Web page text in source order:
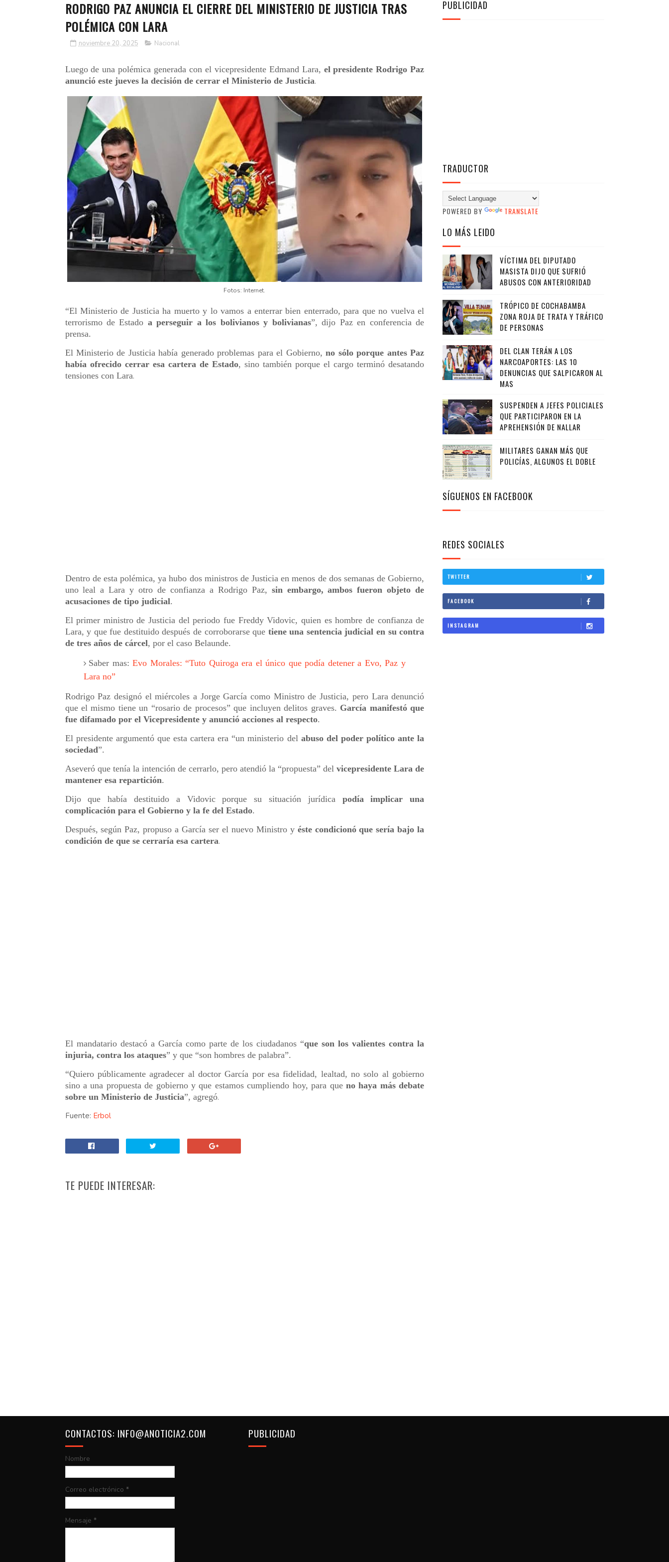
RODRIGO PAZ ANUNCIA EL CIERRE DEL MINISTERIO DE JUSTICIA TRAS
POLÉMICA CON LARA
noviembre 20, 2025 Nacional
Luego de una polémica generada con el vicepresidente Edmand Lara, el presidente Rodrigo Paz
anunció este jueves la decisión de cerrar el Ministerio de Justicia.
Fotos: Internet.
“El Ministerio de Justicia ha muerto y lo vamos a enterrar bien enterrado, para que no vuelva el
terrorismo de Estado a perseguir a los bolivianos y bolivianas”, dijo Paz en conferencia de
prensa.
El Ministerio de Justicia había generado problemas para el Gobierno,no sólo porque antes Paz
había ofrecido cerrar esa cartera de Estado, sino también porque el cargo terminó desatando
tensiones con Lara.
Dentro de esta polémica, ya hubo dos ministros de Justicia en menos de dos semanas de Gobierno,
uno leal a Lara y otro de confianza a Rodrigo Paz, sin embargo, ambos fueron objeto de
acusaciones de tipo judicial.
El primer ministro de Justicia del periodo fue Freddy Vidovic, quien es hombre de confianza de
Lara, y que fue destituido después de corroborarse que tiene una sentencia judicial en su contra
de tres años de cárcel, por el caso Belaunde.
Saber mas:Evo Morales: “Tuto Quiroga era el único que podía detener a Evo, Paz y
Lara no”
Rodrigo Paz designó el miércoles a Jorge García como Ministro de Justicia, pero Lara denunció
que el mismo tiene un “rosario de procesos” que incluyen delitos graves. García manifestó que
fue difamado por el Vicepresidente y anunció acciones al respecto.
El presidente argumentó que esta cartera era “un ministerio del abuso del poder político ante la
sociedad”.
Aseveró que tenía la intención de cerrarlo, pero atendió la “propuesta” delvicepresidente Lara de
mantener esa repartición.
Dijo que había destituido a Vidovic porque su situación jurídica podía implicar una
complicación para el Gobierno y la fe del Estado.
Después, según Paz, propuso a García ser el nuevo Ministro y éste condicionó que sería bajo la
condición de que se cerraría esa cartera.
El mandatario destacó a García como parte de los ciudadanos “que son los valientes contra la
injuria, contra los ataques” y que “son hombres de palabra”.
“Quiero públicamente agradecer al doctor García por esa fidelidad, lealtad, no solo al gobierno
sino a una propuesta de gobierno y que estamos cumpliendo hoy, para que no haya más debate
sobre un Ministerio de Justicia”, agregó.
Fuente: Erbol
TE PUEDE INTERESAR:
PUBLICIDAD
TRADUCTOR
POWERED BY TRANSLATE
LO MÁS LEIDO
VÍCTIMA DEL DIPUTADO
MASISTA DIJO QUE SUFRIÓ
ABUSOS CON ANTERIORIDAD
TRÓPICO DE COCHABAMBA
ZONA ROJA DE TRATA Y TRÁFICO
DE PERSONAS
DEL CLAN TERÁN A LOS
NARCOAPORTES: LAS 10
DENUNCIAS QUE SALPICARON AL
MAS
SUSPENDEN A JEFES POLICIALES
QUE PARTICIPARON EN LA
APREHENSIÓN DE NALLAR
MILITARES GANAN MÁS QUE
POLICÍAS, ALGUNOS EL DOBLE
SÍGUENOS EN FACEBOOK
REDES SOCIALES
TWITTER
FACEBOOK
INSTAGRAM
CONTACTOS: INFO@ANOTICIA2.COM
Nombre
Correo electrónico *
Mensaje *
PUBLICIDAD